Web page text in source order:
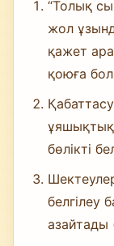
“Толық
жол
қажет
қоюға
ұяшықтық
бөлікті
белгілеу
азайтады